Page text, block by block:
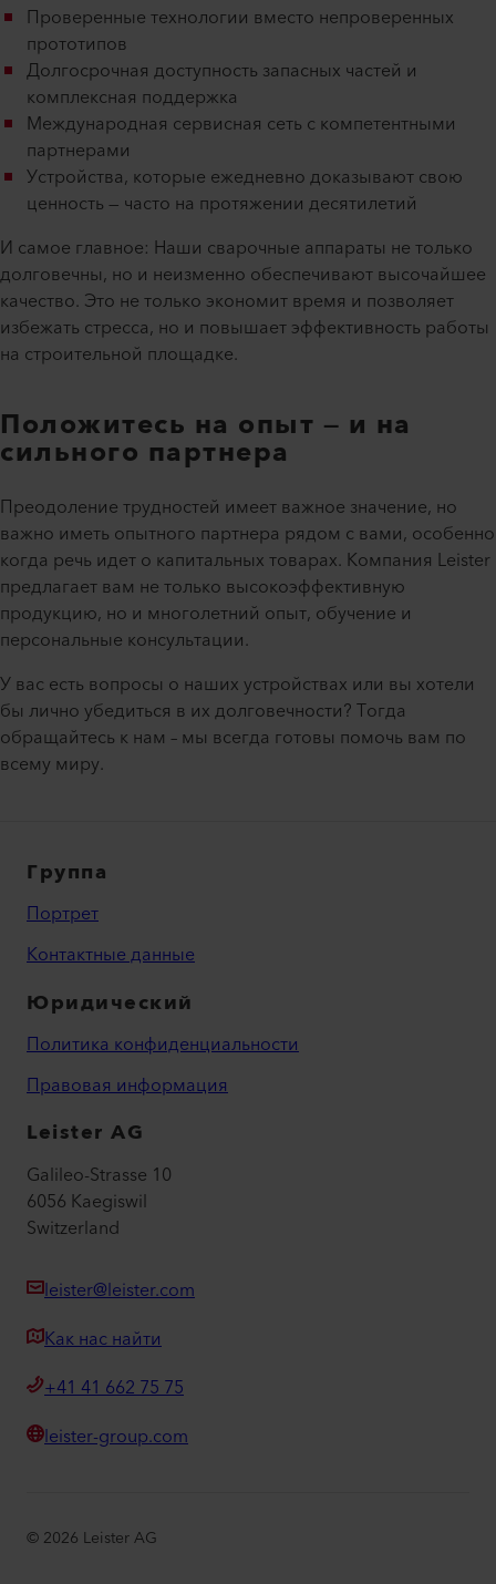
Проверенные технологии вместо непроверенных
прототипов
Долгосрочная доступность запасных частей и
комплексная поддержка
Международная сервисная сеть с компетентными
партнерами
Устройства, которые ежедневно доказывают свою
ценность — часто на протяжении десятилетий
И самое главное: Наши сварочные аппараты не только
долговечны, но и неизменно обеспечивают высочайшее
качество. Это не только экономит время и позволяет
избежать стресса, но и повышает эффективность работы
на строительной площадке.
Положитесь на опыт — и на
сильного партнера
Преодоление трудностей имеет важное значение, но
важно иметь опытного партнера рядом с вами, особенно
когда речь идет о капитальных товарах. Компания Leister
предлагает вам не только высокоэффективную
продукцию, но и многолетний опыт, обучение и
персональные консультации.
У вас есть вопросы о наших устройствах или вы хотели
бы лично убедиться в их долговечности? Тогда
обращайтесь к нам – мы всегда готовы помочь вам по
всему миру.
Группа
Портрет
Контактные данные
Юридический
Политика конфиденциальности
Правовая информация
Leister AG
Galileo-Strasse 10
6056 Kaegiswil
Switzerland
leister@leister.com
Как нас найти
+41 41 662 75 75
leister-group.com
© 2026 Leister AG